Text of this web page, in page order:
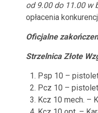
od 9.00 do 11.00 w
opłacenia
Oficjalne
Strzelnica Złote
Psp 10 –
Pcz 10 – pistolet
Kcz 10 mech. –